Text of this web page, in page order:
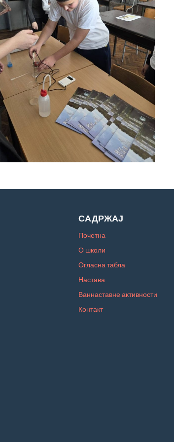
САДРЖАЈ
Почетна
О школи
Огласна табла
Настава
Ваннаставне активности
Контакт